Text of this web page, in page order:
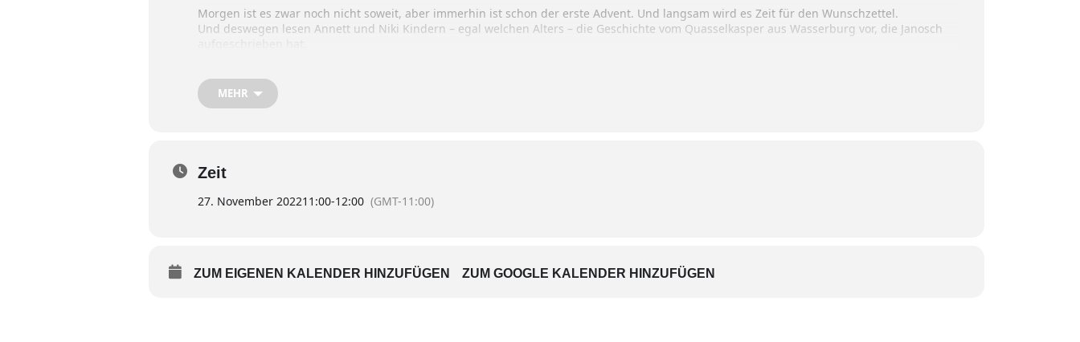
Morgen ist es zwar noch nicht soweit, aber immerhin ist schon der erste Advent. Und langsam wird es Zeit für den Wunschzettel.
Und deswegen lesen Annett und Niki Kindern – egal welchen Alters – die Geschichte vom Quasselkasper aus Wasserburg vor, die Janosch
und deswegen macht er sich dann auch auf den Weg …
MEHR
Zeit
27. November 202211:00-12:00 (GMT-11:00)
ZUM EIGENEN KALENDER HINZUFÜGEN ZUM GOOGLE KALENDER HINZUFÜGEN